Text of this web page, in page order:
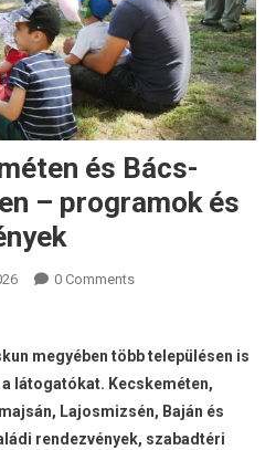
és Bács-
– programok és
0 Comments
megyében több településen is
látogatókat. Kecskeméten,
Lajosmizsén, Baján és
rendezvények, szabadtéri